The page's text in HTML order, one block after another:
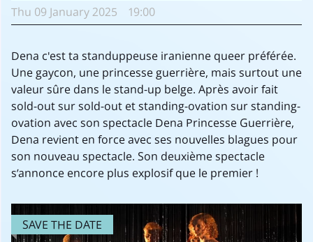
Thu 09 January2025 19:00
Dena c'est ta standuppeuse iranienne queer préférée.
Une gaycon, une princesse guerrière, mais surtout une
valeur sûre dans le stand-up belge. Après avoir fait
sold-out sur sold-out et standing-ovation sur standing-
ovation avec son spectacle Dena Princesse Guerrière,
Dena revient en force avec ses nouvelles blagues pour
son nouveau spectacle. Son deuxième spectacle
s’annonce encore plus explosif que le premier !
SAVE THE DATE